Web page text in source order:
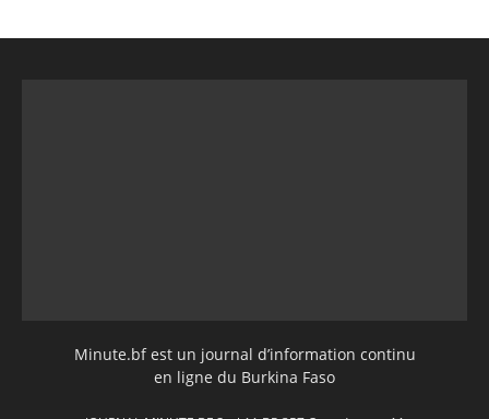
Minute.bf est un journal d’information continu
en ligne du Burkina Faso